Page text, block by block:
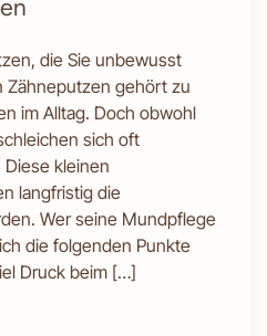
die Sie unbewusst
Zähneputzen gehört zu
im Alltag. Doch obwohl
sich oft
kleinen
langfristig die
Wer seine Mundpflege
die folgenden Punkte
Druck beim […]